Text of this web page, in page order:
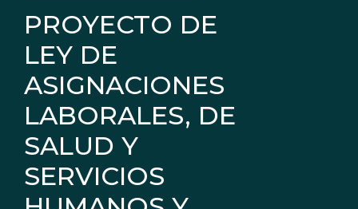
PROYECTO DE
LEY DE
ASIGNACIONES
LABORALES, DE
SALUD Y
SERVICIOS